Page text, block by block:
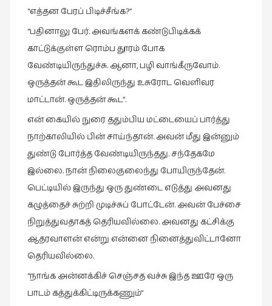
காந்தியின்
நிழலில்
காமிக்ஸ்
காலைக்
குறிப்புகள்
குறுங்கதை
குறும்படம்
குற்றமுகங்கள்
சிறிய
உண்மைகள்
“எத்தன பேரப் பிடிச்சீங்க?”
“பதினாலு பேர். அவங்களக் கண்டுபிடிக்கக்
காட்டுக்குள்ள ரொம்ப தூரம் போக
வேண்டியிருந்துச்சு. ஆனா, பழி வாங்கீருவோம்.
ஒருத்தன் கூட இதிலிருந்து உசுரோட வெளிவர
மாட்டான். ஒருத்தன் கூட”.
என் கையில் நுரை ததும்பிய மட்டையைப் பார்த்து
நாற்காலியில் பின் சாய்ந்தான். அவன் மீது இன்னும்
துண்டு போர்த்த வேண்டியிருந்தது. சந்தேகமே
இல்லை. நான் நிலைகுலைந்து போயிருந்தேன்.
பெட்டியில் இருந்து ஒரு துண்டை எடுத்து அவனது
கழுத்தைச் சுற்றி முடிச்சுப் போட்டேன். அவன் பேச்சை
நிறுத்துவதாகத் தெரியவில்லை. அவனது கட்சிக்கு
ஆதரவாளன் என்று என்னை நினைத்துவிட்டானோ
தெரியவில்லை.
“நாங்க அன்னக்கிச் செஞ்சத வச்சு இந்த ஊரே ஒரு
பாடம் கத்துக்கிட்டிருக்கணும்”